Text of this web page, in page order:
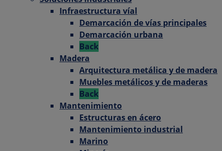
Infraestructura víal
Demarcación de vías principales
Demarcación urbana
Back
Madera
Arquitectura metálica y de madera
Muebles metálicos y de maderas
Back
Mantenimiento
Estructuras en ácero
Mantenimiento industrial
Marino